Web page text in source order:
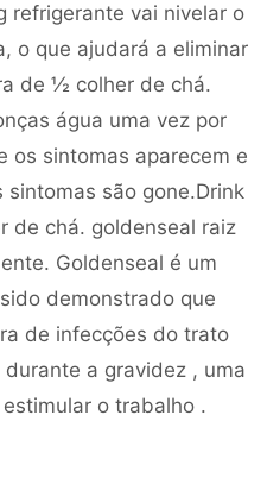
refrigerante vai nivelar o
o que ajudará a eliminar
de ½ colher de chá.
água uma vez por
os sintomas aparecem e
são gone.Drink
de chá. goldenseal raiz
Goldenseal é um
demonstrado que
de infecções do trato
a gravidez , uma
o trabalho .